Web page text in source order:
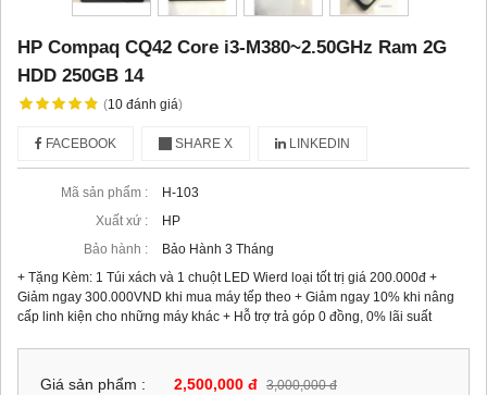
HP Compaq CQ42 Core i3-M380~2.50GHz Ram 2G
HDD 250GB 14
(10 đánh giá)
FACEBOOK SHARE X LINKEDIN
Mã sản phẩm :
H-103
Xuất xứ :
HP
Bảo hành :
Bảo Hành 3 Tháng
+ Tặng Kèm: 1 Túi xách và 1 chuột LED Wierd loại tốt trị giá 200.000đ +
Giảm ngay 300.000VND khi mua máy tếp theo + Giảm ngay 10% khi nâng
cấp linh kiện cho những máy khác + Hỗ trợ trả góp 0 đồng, 0% lãi suất
Giá sản phẩm : 2,500,000 đ 3,000,000 đ